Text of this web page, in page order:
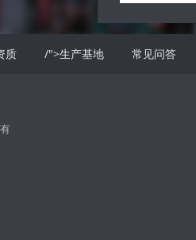
质 /">生产基地 常见问答